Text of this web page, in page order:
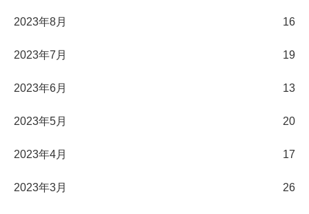
2023年8月 16
2023年7月 19
2023年6月 13
2023年5月 20
2023年4月 17
2023年3月 26